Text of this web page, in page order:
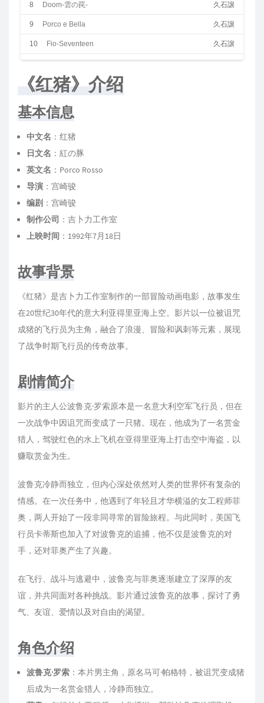
8 Doom-雲の罠- 久石譲
9 Porco e Bella 久石譲
10 Fio-Seventeen 久石譲
12 Friend
狂気
15 アドリアの海へ
17 荒野の一目惚れ
18 夏の終わりに
19 失われた魂-LOST SPIRIT-
20 Dog fight
22 さくらんぼの実る頃
23 時には昔の話を 加藤登紀子
《红猪》介绍
基本信息
中文名 ：红猪
日文名 ：紅の豚
英文名 ：Porco Rosso
导演 ：宫崎骏
编剧 ：宫崎骏
制作公司 ：吉卜力工作室
上映时间 ：1992年7月18日
故事背景
《红猪》是吉卜力工作室制作的一部冒险动画电影，故事发生
在20世纪30年代的意大利亚得里亚海上空。影片以一位被诅咒
成猪的飞行员为主角，融合了浪漫、冒险和讽刺等元素，展现
了战争时期飞行员的传奇故事。
剧情简介
影片的主人公波鲁克·罗索原本是一名意大利空军飞行员，但在
一次战争中因诅咒而变成了一只猪。现在，他成为了一名赏金
猎人，驾驶红色的水上飞机在亚得里亚海上打击空中海盗，以
赚取赏金为生。
波鲁克冷静而独立，但内心深处依然对人类的世界怀有复杂的
情感。在一次任务中，他遇到了年轻且才华横溢的女工程师菲
奥，两人开始了一段非同寻常的冒险旅程。与此同时，美国飞
行员卡蒂斯也加入了对波鲁克的追捕，他不仅是波鲁克的对
手，还对菲奥产生了兴趣。
在飞行、战斗与逃避中，波鲁克与菲奥逐渐建立了深厚的友
谊，并共同面对各种挑战。影片通过波鲁克的故事，探讨了勇
气、友谊、爱情以及对自由的渴望。
角色介绍
波鲁克·罗索 ：本片男主角，原名马可·帕格特，被诅咒变成猪
后成为一名赏金猎人，冷静而独立。